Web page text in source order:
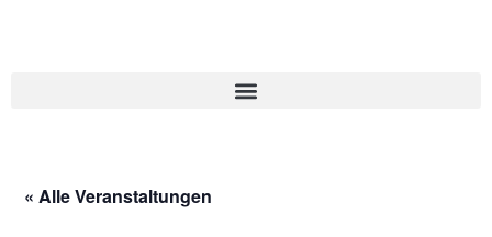
« Alle Veranstaltungen